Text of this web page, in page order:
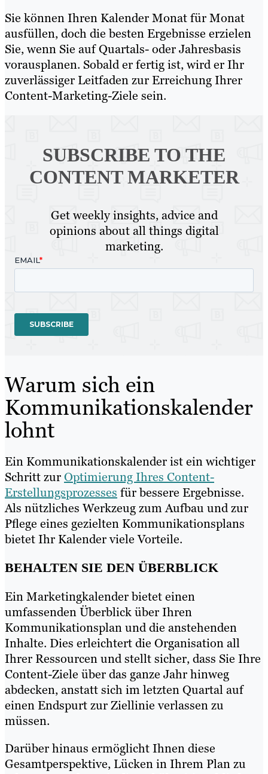
Sie können Ihren Kalender Monat für Monat
ausfüllen, doch die besten Ergebnisse erzielen
Sie, wenn Sie auf Quartals- oder Jahresbasis
vorausplanen. Sobald er fertig ist, wird er Ihr
zuverlässiger Leitfaden zur Erreichung Ihrer
Content-Marketing-Ziele sein.
SUBSCRIBE TO THE
CONTENT MARKETER
Get weekly insights, advice and
opinions about all things digital
marketing.
Warum sich ein
Kommunikationskalender
lohnt
Ein Kommunikationskalender ist ein wichtiger
Schritt zurOptimierung Ihres Content-
Erstellungsprozesses für bessere Ergebnisse.
Als nützliches Werkzeug zum Aufbau und zur
Pflege eines gezielten Kommunikationsplans
bietet Ihr Kalender viele Vorteile.
BEHALTEN SIE DEN ÜBERBLICK
Ein Marketingkalender bietet einen
umfassenden Überblick über Ihren
Kommunikationsplan und die anstehenden
Inhalte. Dies erleichtert die Organisation all
Ihrer Ressourcen und stellt sicher, dass Sie Ihre
Content-Ziele über das ganze Jahr hinweg
abdecken, anstatt sich im letzten Quartal auf
einen Endspurt zur Ziellinie verlassen zu
müssen.
Darüber hinaus ermöglicht Ihnen diese
Gesamtperspektive, Lücken in Ihrem Plan zu